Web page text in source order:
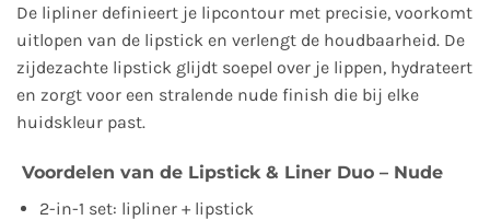
De lipliner definieert je lipcontour met precisie, voorkomt
uitlopen van de lipstick en verlengt de houdbaarheid. De
zijdezachte lipstick glijdt soepel over je lippen, hydrateert
en zorgt voor een stralende nude finish die bij elke
huidskleur past.
Voordelen van de Lipstick & Liner Duo – Nude
2-in-1 set: lipliner + lipstick